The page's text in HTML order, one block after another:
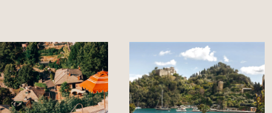
| Luxe Vakantie Portofino Italie